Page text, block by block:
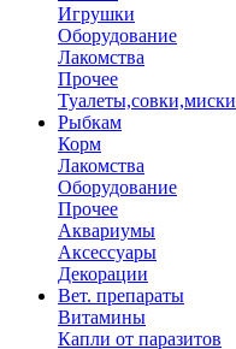
Игрушки
Оборудование
Лакомства
Прочее
Туалеты,совки,миски
Рыбкам
Корм
Лакомства
Оборудование
Прочее
Аквариумы
Аксессуары
Декорации
Вет. препараты
Витамины
Капли от паразитов